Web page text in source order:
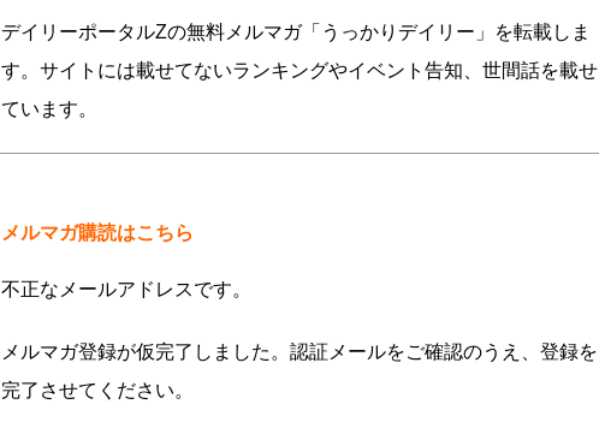
デイリーポータルZの無料メルマガ「うっかりデイリー」を転載しま
す。サイトには載せてないランキングやイベント告知、世間話を載せ
ています。
メルマガ購読はこちら
不正なメールアドレスです。
メルマガ登録が仮完了しました。認証メールをご確認のうえ、登録を
完了させてください。